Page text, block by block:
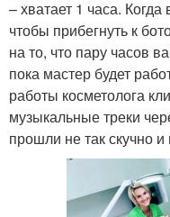
– хватает 1 часа.
чтобы прибегнуть к
на то, что пару часов
пока мастер будет
работы косметолога
музыкальные треки
прошли не так скучно